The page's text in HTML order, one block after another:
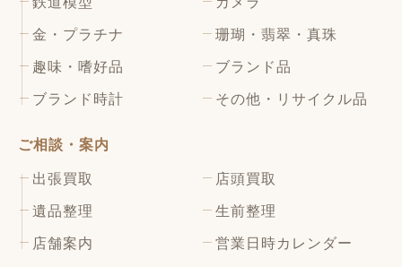
金・プラチナ 珊瑚・翡翠・真珠
趣味・嗜好品 ブランド品
ブランド時計 その他・リサイクル品
ご相談・案内
出張買取 店頭買取
遺品整理 生前整理
店舗案内 営業日時カレンダー